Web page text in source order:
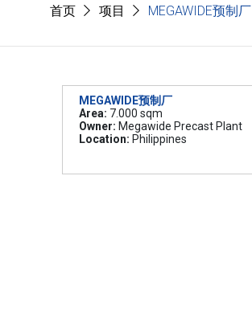
首页 项目 MEGAWIDE预制厂
MEGAWIDE预制厂
Area: 7.000 sqm
Owner: Megawide Precast Plant
Location: Philippines